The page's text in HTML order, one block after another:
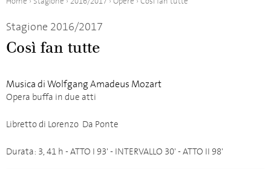
Stagione 2016/2017
Così fan tutte
Musica di Wolfgang Amadeus Mozart
Opera buffa in due atti
Libretto di Lorenzo Da Ponte
Durata: 3, 41 h - ATTO I 93' - INTERVALLO 30' - ATTO II 98'